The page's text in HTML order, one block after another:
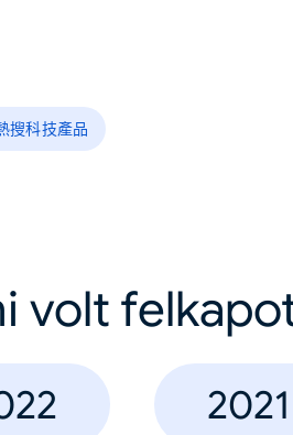
搜科技產品
volt
2021